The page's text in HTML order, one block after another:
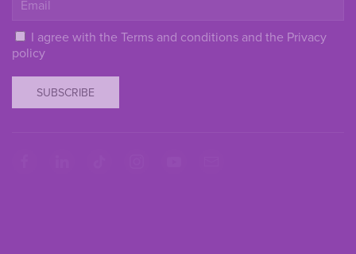
I agree with the Terms and conditions and the Privacy
policy
SUBSCRIBE